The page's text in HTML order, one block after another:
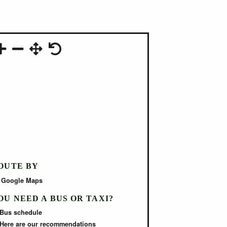
BY
Maps
NEED A BUS OR TAXI?
schedule
are our recommendations